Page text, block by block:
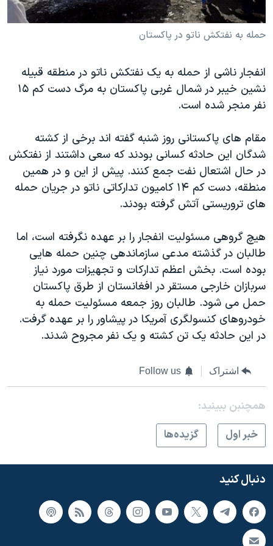
فرهنگ و زندگی
حقوق شهروندی
علم و فناوری
اسرائیل در جنگ
آرشیو پخش زنده
مستندها
انتخابات ریاست جمهوری آمریکا ۲۰۲۴
رمز مهسا
ورزش زنان در ایران
مجموعه مستندهای دادخواهی
تریبونال مردمی آبان ۹۸
دادگاه حمید نوری
چهل سال گروگان‌گیری
قانون شفافیت دارائی کادر رهبری ایران
اعتراضات مردمی آبان ۹۸
اسرائیل در جنگ
نرگس محمدی برنده جایزه نوبل صلح
همایش محافظه‌کاران آمریکا «سی‌پک»
صفحه‌های ویژه
دنبال کنید
زبانهای مختلف
حمله به نفتکش ناتو در پاکستان
انفجار ناشی از حمله به یک نفتکش ناتو در منطقه قبیله
نشین خیبر در شمال غربی پاکستان به مرگ دست کم ۱۵
نفر منجر شده است.
مقام های پاکستانی روز شنبه گفته اند برخی از کشته
شدگان این حادثه کسانی بودند که سعی داشتند از نفتکش
در حال اشتعال نفت جمع کنند. پیش از این و در همین
منطقه، دست کم ۱۴ کامیون تدارکاتی ناتو در جریان حمله
های تروریستی آتش گرفته بودند.
هیچ گروهی مسئولیت انفجار را بر عهده نگرفته است، اما
طالبان در گذشته مدعی سازماندهی چنین حمله هایی
بوده است. بخش اعظم تدارکات و تجهیزات مورد نیاز
سربازان خارجی مستقر در افغانستان از طرق پاکستان
حمل می شود. طالبان روز جمعه مسئولیت حمله به
خودروهای کنسولگری آمریکا در پیشاور را بر عهده گرفت.
در این حادثه یک تن کشته و یک نفر مجروح شدند.
اشتراک Follow us
همچنبن ببینید:
خبر اول
گزيده‌ها
دنبال کنید